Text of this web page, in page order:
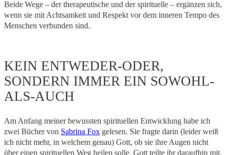
Beide Wege – der therapeutische und der spirituelle – ergänzen sich,
wenn sie mit Achtsamkeit und Respekt vor dem inneren Tempo des
Menschen verbunden sind.
KEIN ENTWEDER-ODER,
SONDERN IMMER EIN SOWOHL-
ALS-AUCH
Am Anfang meiner bewussten spirituellen Entwicklung habe ich
zwei Bücher von Sabrina Fox gelesen. Sie fragte darin (leider weiß
ich nicht mehr, in welchem genau) Gott, ob sie ihre Augen nicht
über einen spirituellen Weg heilen solle. Gott teilte ihr daraufhin mit,